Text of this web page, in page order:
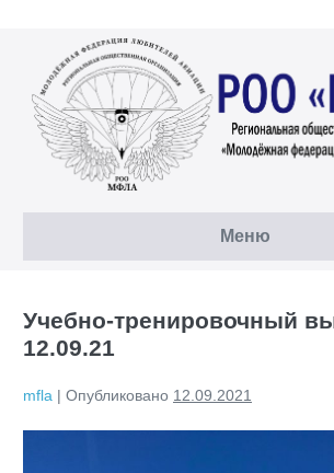
содержимому
Меню
Учебно-тренировочный
12.09.21
mfla | Опубликовано 12.09.2021